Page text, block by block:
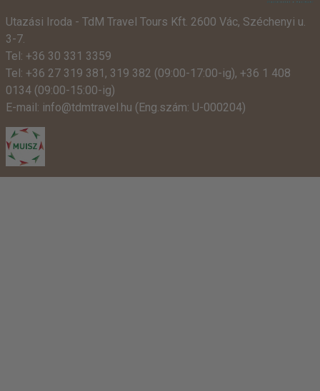
Utazási Iroda - TdM Travel Tours Kft. 2600 Vác, Széchenyi u.
3-7.
Tel: +36 30 331 3359
Tel: +36 27 319 381 , 319 382 (09:00-17:00-ig), +36 1 408
0134 (09:00-15:00-ig)
E-mail: info@tdmtravel.hu (Eng.szám: U-000204)